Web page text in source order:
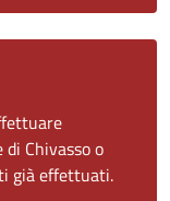
di Chivasso o
già effettuati.